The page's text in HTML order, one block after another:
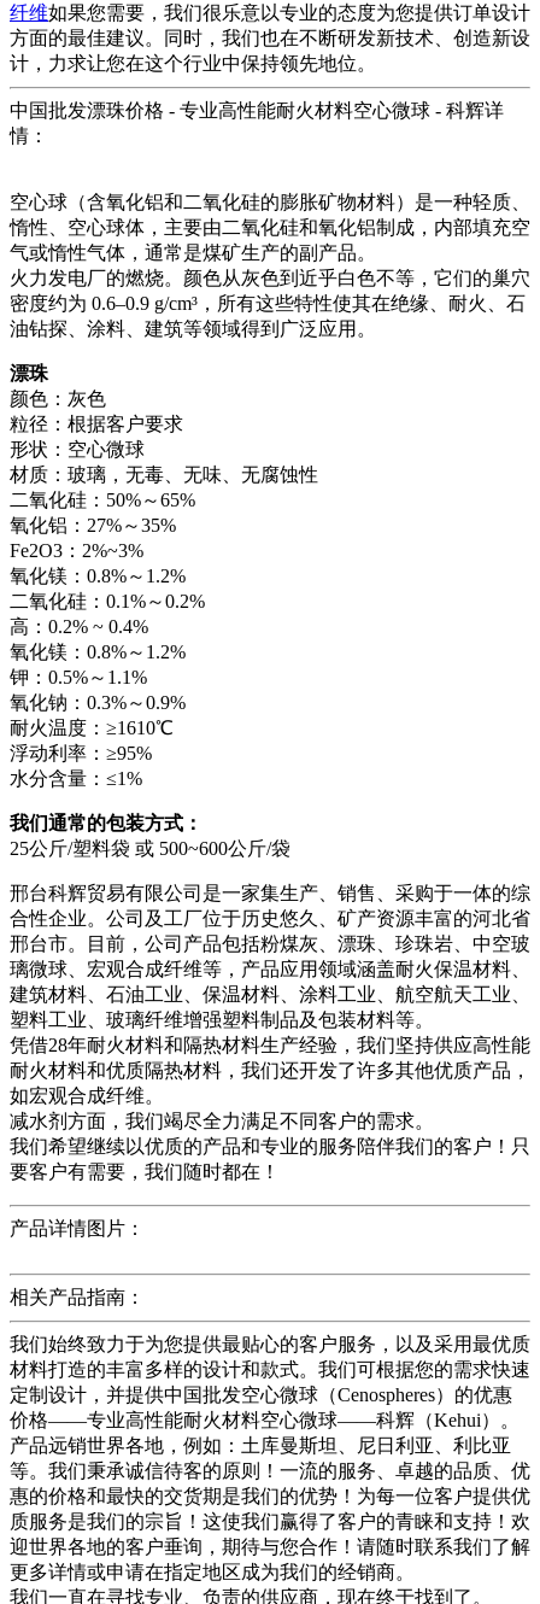
纤维如果您需要，我们很乐意以专业的态度为您提供订单设计
方面的最佳建议。同时，我们也在不断研发新技术、创造新设
计，力求让您在这个行业中保持领先地位。
中国批发漂珠价格 - 专业高性能耐火材料空心微球 - 科辉详
情：
空心球（含氧化铝和二氧化硅的膨胀矿物材料）是一种轻质、
惰性、空心球体，主要由二氧化硅和氧化铝制成，内部填充空
气或惰性气体，通常是煤矿生产的副产品。
火力发电厂的燃烧。颜色从灰色到近乎白色不等，它们的巢穴
密度约为 0.6–0.9 g/cm³，所有这些特性使其在绝缘、耐火、石
油钻探、涂料、建筑等领域得到广泛应用。
漂珠
颜色：灰色
粒径：根据客户要求
形状：空心微球
材质：玻璃，无毒、无味、无腐蚀性
二氧化硅：50%～65%
氧化铝：27%～35%
Fe2O3：2%~3%
氧化镁：0.8%～1.2%
二氧化硅：0.1%～0.2%
高：0.2% ~ 0.4%
氧化镁：0.8%～1.2%
钾：0.5%～1.1%
氧化钠：0.3%～0.9%
耐火温度：≥1610℃
浮动利率：≥95%
水分含量：≤1%
我们通常的包装方式：
25公斤/塑料袋 或 500~600公斤/袋
邢台科辉贸易有限公司是一家集生产、销售、采购于一体的综
合性企业。公司及工厂位于历史悠久、矿产资源丰富的河北省
邢台市。目前，公司产品包括粉煤灰、漂珠、珍珠岩、中空玻
璃微球、宏观合成纤维等，产品应用领域涵盖耐火保温材料、
建筑材料、石油工业、保温材料、涂料工业、航空航天工业、
塑料工业、玻璃纤维增​​强塑料制品及包装材料等。
凭借28年耐火材料和隔热材料生产经验，我们坚持供应高性能
耐火材料和优质隔热材料，我们还开发了许多其他优质产品，
如宏观合成纤维。
减水剂方面，我们竭尽全力满足不同客户的需求。
我们希望继续以优质的产品和专业的服务陪伴我们的客户！只
要客户有需要，我们随时都在！
产品详情图片：
相关产品指南：
我们始终致力于为您提供最贴心的客户服务，以及采用最优质
材料打造的丰富多样的设计和款式。我们可根据您的需求快速
定制设计，并提供中国批发空心微球（Cenospheres）的优惠
价格——专业高性能耐火材料空心微球——科辉（Kehui）。
产品远销世界各地，例如：土库曼斯坦、尼日利亚、利比亚
等。我们秉承诚信待客的原则！一流的服务、卓越的品质、优
惠的价格和最快的交货期是我们的优势！为每一位客户提供优
质服务是我们的宗旨！这使我们赢得了客户的青睐和支持！欢
迎世界各地的客户垂询，期待与您合作！请随时联系我们了解
更多详情或申请在指定地区成为我们的经销商。
我们一直在寻找专业、负责的供应商，现在终于找到了。